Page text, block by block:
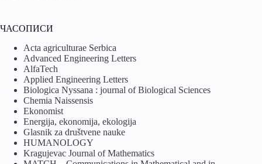
ЧАСОПИСИ
Acta agriculturae Serbica
Advanced Engineering Letters
AlfaTech
Applied Engineering Letters
Biologica Nyssana : journal of Biological Sciences
Chemia Naissensis
Ekonomist
Energija, ekonomija, ekologija
Glasnik za društvene nauke
HUMANOLOGY
Kragujevac Journal of Mathematics